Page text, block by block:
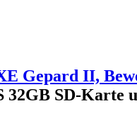
Gepard II,
32GB SD-Karte